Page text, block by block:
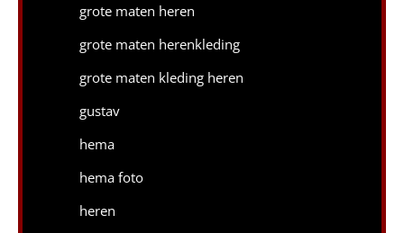
grote maten heren
grote maten herenkleding
grote maten kleding heren
gustav
hema
hema foto
heren